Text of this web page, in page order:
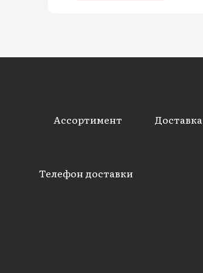
Ассортимент Доставка
Телефон доставки